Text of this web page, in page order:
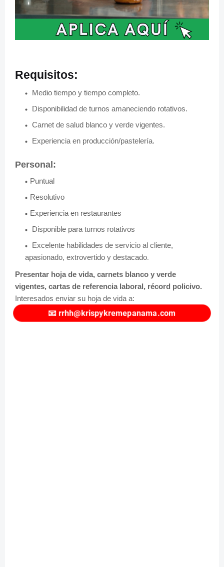
Requisitos:
Medio tiempo y tiempo completo.
Disponibilidad de turnos amaneciendo rotativos.
Carnet de salud blanco y verde vigentes.
Experiencia en producción/pastelería.
Personal:
Puntual
Resolutivo
Experiencia en restaurantes
Disponible para turnos rotativos
Excelente habilidades de servicio al cliente,
apasionado, extrovertido y destacado.
Presentar hoja de vida, carnets blanco y verde
vigentes, cartas de referencia laboral, récord policivo.
Interesados enviar su hoja de vida a:
📧rrhh@krispykremepanama.com